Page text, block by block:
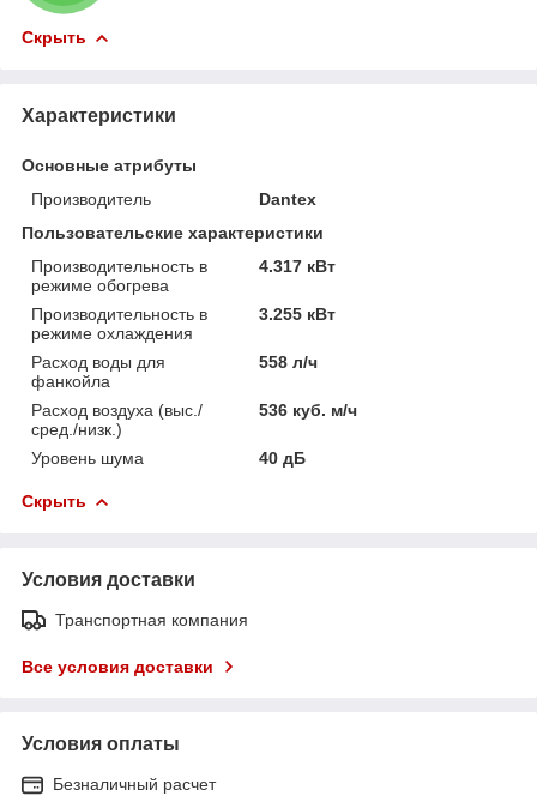
Скрыть
Характеристики
Основные атрибуты
Производитель
Dantex
Пользовательские характеристики
Производительность в
режиме обогрева
4.317 кВт
Производительность в
режиме охлаждения
3.255 кВт
Расход воды для
фанкойла
558 л/ч
Расход воздуха (выс./
сред./низк.)
536 куб. м/ч
Уровень шума 40 дБ
Скрыть
Условия доставки
Транспортная компания
Все условия доставки
Условия оплаты
Безналичный расчет